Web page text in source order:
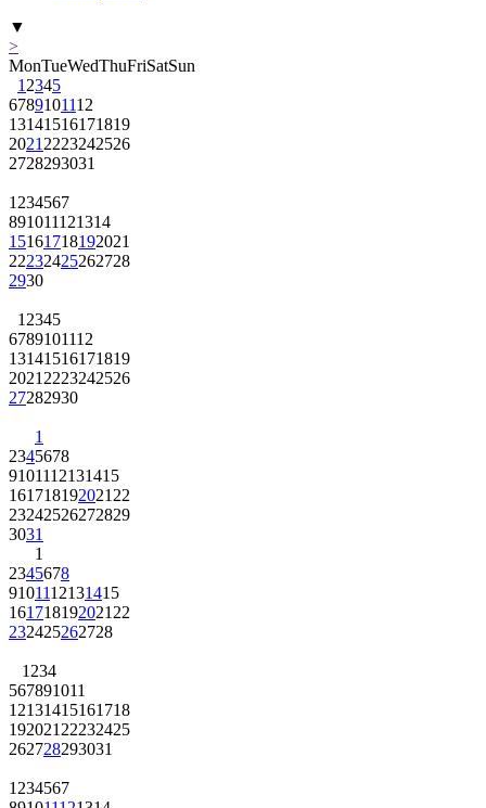
▼
>
MonTueWedThuFriSatSun
1 2345
6789101112
13141516171819
2021 2223242526
2728293031
1 234567
891011121314
15161718192021
22232425262728
2930
1 2345
6789101112
13141516171819
2021 2223242526
27282930
1
2345678
9101112131415
161718192021 22
23242526272829
3031
1
2345678
9101112131415
161718192021 22
232425262728
1 234
567891011
12131415161718
192021 22232425
262728293031
1 234567